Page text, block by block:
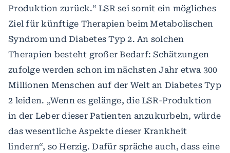
Produktion zurück.“ LSR sei somit ein mögliches
Ziel für künftige Therapien beim Metabolischen
Syndrom und Diabetes Typ 2. An solchen
Therapien besteht großer Bedarf: Schätzungen
zufolge werden schon im nächsten Jahr etwa 300
Millionen Menschen auf der Welt an Diabetes Typ
2 leiden. „Wenn es gelänge, die LSR-Produktion
in der Leber dieser Patienten anzukurbeln, würde
das wesentliche Aspekte dieser Krankheit
lindern“, so Herzig. Dafür spräche auch, dass eine